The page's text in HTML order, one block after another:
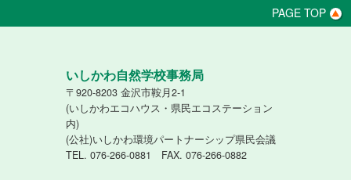
PAGE TOP
いしかわ自然学校事務局
〒920-8203 金沢市鞍月2-1
(いしかわエコハウス・県民エコステーション
内)
(公社)いしかわ環境パートナーシップ県民会議
TEL. 076-266-0881 FAX. 076-266-0882